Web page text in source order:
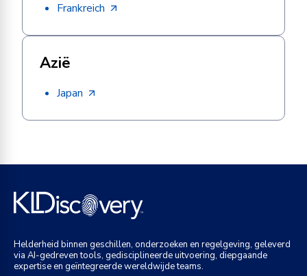
Frankreich
Azië
Japan
Helderheid binnen geschillen, onderzoeken en regelgeving, geleverd
via AI-gedreven tools, gedisciplineerde uitvoering, diepgaande
expertise en geïntegreerde wereldwijde teams.